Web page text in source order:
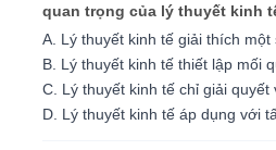
quan trọng của lý thuyết kinh
A. Lý thuyết kinh tế giải thích một
B. Lý thuyết kinh tế thiết lập mối
C. Lý thuyết kinh tế chỉ giải quyết
D. Lý thuyết kinh tế áp dụng với